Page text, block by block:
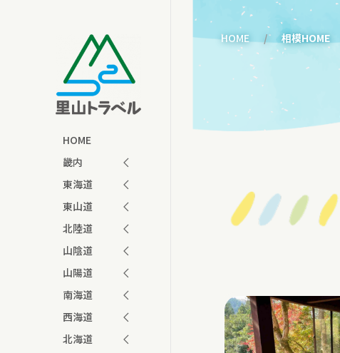
HOME
畿内
東海道
東山道
北陸道
山陰道
山陽道
南海道
西海道
北海道
HOME 相模HOME